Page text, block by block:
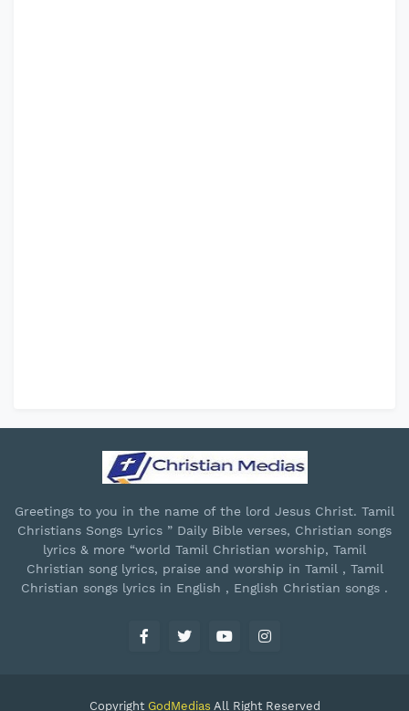
Greetings to you in the name of the lord Jesus Christ. Tamil
Christians Songs Lyrics ” Daily Bible verses, Christian songs
lyrics & more “world Tamil Christian worship, Tamil
Christian song lyrics, praise and worship in Tamil , Tamil
Christian songs lyrics in English , English Christian songs .
Copyright GodMedias All Right Reserved